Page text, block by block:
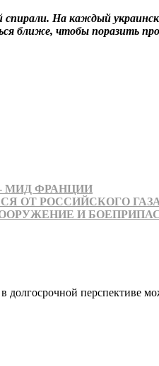
На каждый
ближе, чтобы поразить
МИД ФРАНЦИИ
ОТ РОССИЙСКОГО
И
долгосрочной перспективе